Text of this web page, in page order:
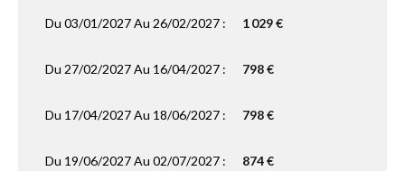
Du 03/01/2027 Au 26/02/2027 : 1 029 €
Du 27/02/2027 Au 16/04/2027 : 798 €
Du 17/04/2027 Au 18/06/2027 : 798 €
Du 19/06/2027 Au 02/07/2027 : 874 €